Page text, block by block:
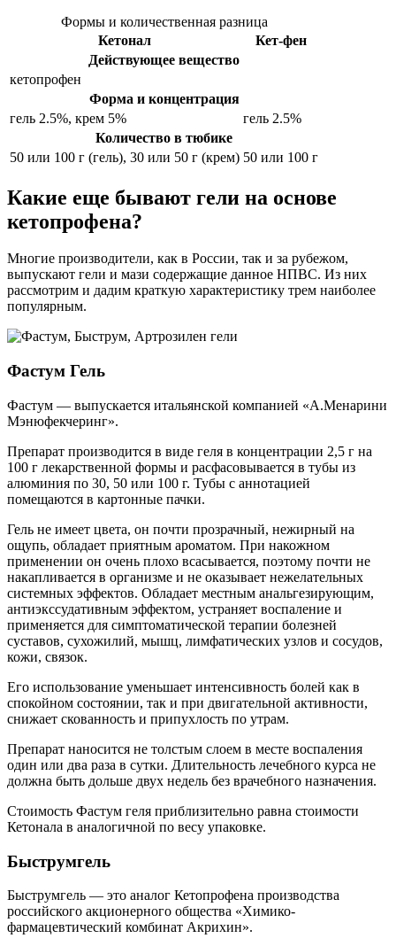
Формы и количественная разница
Кетонал
Кет-фен
Действующее вещество
кетопрофен
Форма и концентрация
гель 2.5%, крем 5%
гель 2.5%
Количество в тюбике
50 или 100 г (гель), 30 или 50 г (крем) 50 или 100 г
Какие еще бывают гели на основе
кетопрофена?
Многие производители, как в России, так и за рубежом,
выпускают гели и мази содержащие данное НПВС. Из них
рассмотрим и дадим краткую характеристику трем наиболее
популярным.
Фастум Гель
Фастум — выпускается итальянской компанией «А.Менарини
Мэнюфекчеринг».
Препарат производится в виде геля в концентрации 2,5 г на
100 г лекарственной формы и расфасовывается в тубы из
алюминия по 30, 50 или 100 г. Тубы с аннотацией
помещаются в картонные пачки.
Гель не имеет цвета, он почти прозрачный, нежирный на
ощупь, обладает приятным ароматом. При накожном
применении он очень плохо всасывается, поэтому почти не
накапливается в организме и не оказывает нежелательных
системных эффектов. Обладает местным анальгезирующим,
антиэкссудативным эффектом, устраняет воспаление и
применяется для симптоматической терапии болезней
суставов, сухожилий, мышц, лимфатических узлов и сосудов,
кожи, связок.
Его использование уменьшает интенсивность болей как в
спокойном состоянии, так и при двигательной активности,
снижает скованность и припухлость по утрам.
Препарат наносится не толстым слоем в месте воспаления
один или два раза в сутки. Длительность лечебного курса не
должна быть дольше двух недель без врачебного назначения.
Стоимость Фастум геля приблизительно равна стоимости
Кетонала в аналогичной по весу упаковке.
Быструмгель
Быструмгель — это аналог Кетопрофена производства
российского акционерного общества «Химико-
фармацевтический комбинат Акрихин».